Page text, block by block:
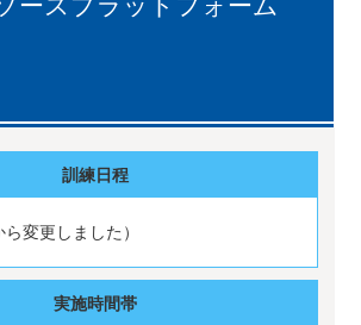
訓練日程
変更しました）
実施時間帯